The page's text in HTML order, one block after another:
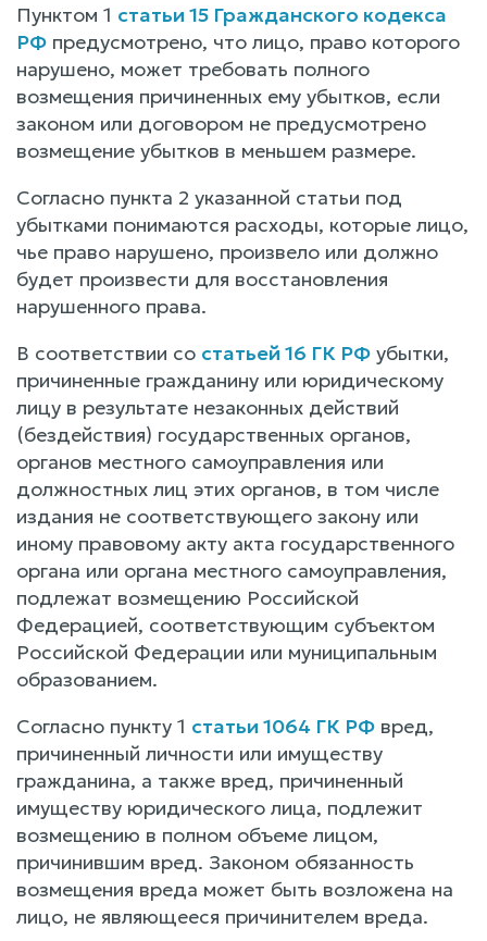
Пунктом 1 статьи 15 Гражданского кодекса
РФ предусмотрено, что лицо, право которого
нарушено, может требовать полного
возмещения причиненных ему убытков, если
законом или договором не предусмотрено
возмещение убытков в меньшем размере.
Согласно пункта 2 указанной статьи под
убытками понимаются расходы, которые лицо,
чье право нарушено, произвело или должно
будет произвести для восстановления
нарушенного права.
В соответствии со статьей 16 ГК РФ убытки,
причиненные гражданину или юридическому
лицу в результате незаконных действий
(бездействия) государственных органов,
органов местного самоуправления или
должностных лиц этих органов, в том числе
издания не соответствующего закону или
иному правовому акту акта государственного
органа или органа местного самоуправления,
подлежат возмещению Российской
Федерацией, соответствующим субъектом
Российской Федерации или муниципальным
образованием.
Согласно пункту 1 статьи 1064 ГК РФ вред,
причиненный личности или имуществу
гражданина, а также вред, причиненный
имуществу юридического лица, подлежит
возмещению в полном объеме лицом,
причинившим вред. Законом обязанность
возмещения вреда может быть возложена на
лицо, не являющееся причинителем вреда.